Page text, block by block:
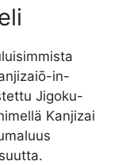
in-
Jigoku-
Kanjizai